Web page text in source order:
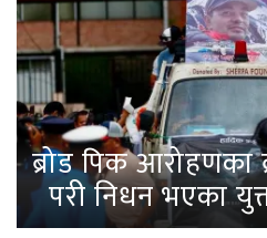
ब्रोड पिक आरोहणका
परी निधन भएका